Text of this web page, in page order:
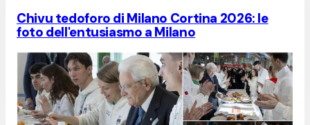
Chivu tedoforo di Milano Cortina 2026: le
foto dell'entusiasmo a Milano